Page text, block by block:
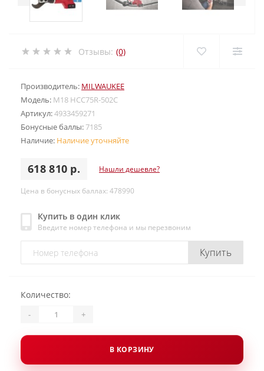
Отзывы: (0)
Производитель: MILWAUKEE
Модель: M18 HCC75R-502C
Артикул:4933459271
Бонусные баллы:7185
Наличие: Наличие уточняйте
618 810 р. Нашли дешевле?
Цена в бонусных баллах: 478990
Купить в один клик
Введите номер телефона и мы перезвоним
Купить
Количество:
- +
В КОРЗИНУ